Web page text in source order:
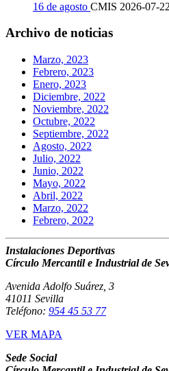
16 de agosto CMIS 2026-07-22
Archivo de noticias
Marzo, 2023
Febrero, 2023
Enero, 2023
Diciembre, 2022
Noviembre, 2022
Octubre, 2022
Septiembre, 2022
Agosto, 2022
Julio, 2022
Junio, 2022
Mayo, 2022
Abril, 2022
Marzo, 2022
Febrero, 2022
Instalaciones Deportivas
Círculo Mercantil e Industrial de
Avenida Adolfo Suárez, 3
41011 Sevilla
Teléfono: 954 45 53 77
VER MAPA
Sede Social